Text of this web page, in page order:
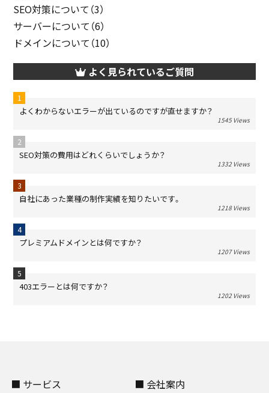
SEO対策について（3）
サーバーについて（6）
ドメインについて（10）
よく見られているご質問
よくわからないエラーが出ているのですが直せますか？
1545 Views
SEO対策の費用はどれくらいでしょうか？
1332 Views
自社にあった業種の制作実績を知りたいです。
1218 Views
プレミアムドメインとは何ですか？
1207 Views
403エラーとは何ですか？
1202 Views
■ サービス ■ 会社案内